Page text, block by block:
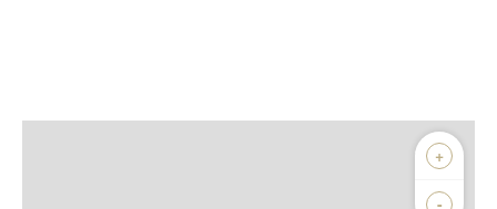
+
-
Biens vendus